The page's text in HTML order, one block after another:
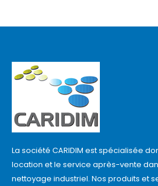
La société CARIDIM est spécialisée
location et le service après-vente
nettoyage industriel. Nos produits et